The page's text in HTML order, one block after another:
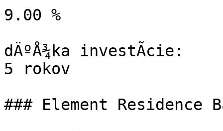
9.00 %
dÄºÅ¾ka investÃ­cie:
5 rokov
### Element